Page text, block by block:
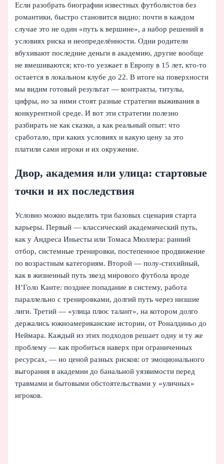
Если разобрать биографии известных футболистов без
романтики, быстро становится видно: почти в каждом
случае это не один «путь к вершине», а набор решений в
условиях риска и неопределённости. Одни родители
вбухивают последние деньги в академию, другие вообще
не вмешиваются; кто‑то уезжает в Европу в 15 лет, кто‑то
остается в локальном клубе до 22. В итоге на поверхности
мы видим готовый результат — контракты, титулы,
цифры, но за ними стоят разные стратегии выживания в
конкурентной среде. И вот эти стратегии полезно
разбирать не как сказки, а как реальный опыт: что
сработало, при каких условиях и какую цену за это
платили сами игроки и их окружение.
Двор, академия или улица: стартовые
точки и их последствия
Условно можно выделить три базовых сценария старта
карьеры. Первый — классический академический путь,
как у Андреса Иньесты или Томаса Мюллера: ранний
отбор, системные тренировки, постепенное продвижение
по возрастным категориям. Второй — полу-стихийный,
как в жизненный путь звезд мирового футбола вроде
Н’Голо Канте: позднее попадание в систему, работа
параллельно с тренировками, долгий путь через низшие
лиги. Третий — «улица плюс талант», на котором долго
держались южноамериканские истории, от Роналдиньо до
Неймара. Каждый из этих подходов решает одну и ту же
проблему — как пробиться наверх при ограниченных
ресурсах, — но ценой разных рисков: от эмоционального
выгорания в академии до банальной уязвимости перед
травмами и бытовыми обстоятельствами у «уличных»
игроков.